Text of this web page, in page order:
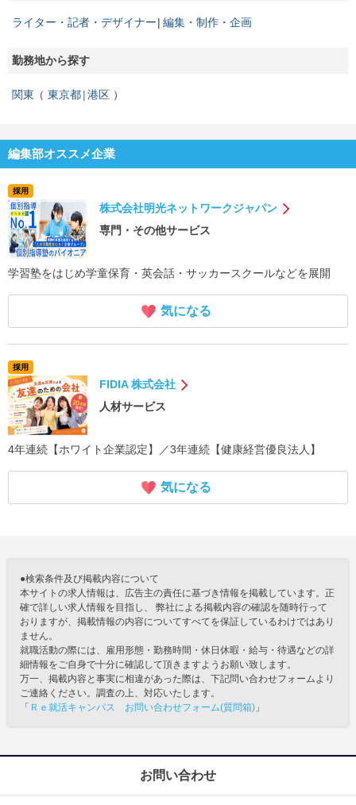
ライター・記者・デザイナー 編集・制作・企画
勤務地から探す
関東 東京都 港区
編集部オススメ企業
採用
株式会社明光ネットワークジャパン
専門・その他サービス
学習塾をはじめ学童保育・英会話・サッカースクールなどを展開
気になる
採用
FIDIA 株式会社
人材サービス
4年連続【ホワイト企業認定】／3年連続【健康経営優良法人】
気になる
●検索条件及び掲載内容について
本サイトの求人情報は、広告主の責任に基づき情報を掲載しています。正
確で詳しい求人情報を目指し、 弊社による掲載内容の確認を随時行って
おりますが、掲載情報の内容についてすべてを保証しているわけではあり
ません。
就職活動の際には、雇用形態・勤務時間・休日休暇・給与・待遇などの詳
細情報をご自身で十分に確認して頂きますようお願い致します。
万一、掲載内容と事実に相違があった際は、下記問い合わせフォームより
ご連絡ください。調査の上、対応いたします。
「 Ｒｅ就活キャンパス お問い合わせフォーム(質問箱) 」
お問い合わせ